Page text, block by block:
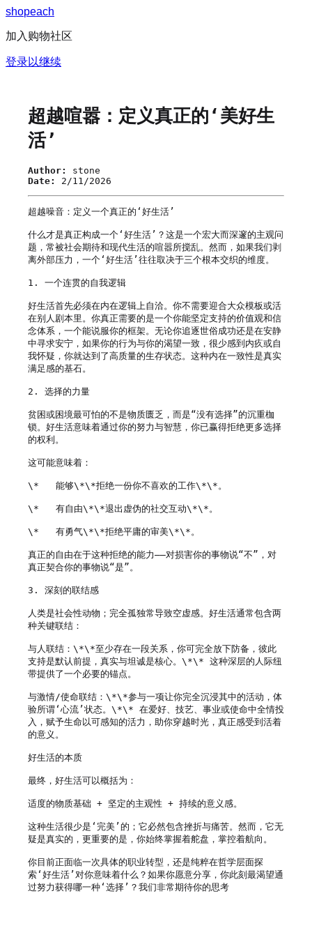
shopeach
加入购物社区
登录以继续
超越喧嚣：定义真正的‘美好生
活’
Author:
stone
Date:
2/11/2026
超越噪音：定义一个真正的‘好生活’
什么才是真正构成一个‘好生活’？这是一个宏大而深邃的主观问
题，常被社会期待和现代生活的喧嚣所搅乱。然而，如果我们剥
离外部压力，一个‘好生活’往往取决于三个根本交织的维度。
1. 一个连贯的自我逻辑
好生活首先必须在内在逻辑上自洽。你不需要迎合大众模板或活
在别人剧本里。你真正需要的是一个你能坚定支持的价值观和信
念体系，一个能说服你的框架。无论你追逐世俗成功还是在安静
中寻求安宁，如果你的行为与你的渴望一致，很少感到内疚或自
我怀疑，你就达到了高质量的生存状态。这种内在一致性是真实
满足感的基石。
2. 选择的力量
贫困或困境最可怕的不是物质匮乏，而是“没有选择”的沉重枷
锁。好生活意味着通过你的努力与智慧，你已赢得拒绝更多选择
的权利。
这可能意味着：
\*   能够\*\*拒绝一份你不喜欢的工作\*\*。
\*   有自由\*\*退出虚伪的社交互动\*\*。
\*   有勇气\*\*拒绝平庸的审美\*\*。
真正的自由在于这种拒绝的能力——对损害你的事物说“不”，对
真正契合你的事物说“是”。
3. 深刻的联结感
人类是社会性动物；完全孤独常导致空虚感。好生活通常包含两
种关键联结：
与人联结：\*\*至少存在一段关系，你可完全放下防备，彼此
支持是默认前提，真实与坦诚是核心。\*\* 这种深层的人际纽
带提供了一个必要的锚点。
与激情/使命联结：\*\*参与一项让你完全沉浸其中的活动，体
验所谓‘心流’状态。\*\* 在爱好、技艺、事业或使命中全情投
入，赋予生命以可感知的活力，助你穿越时光，真正感受到活着
的意义。
好生活的本质
最终，好生活可以概括为：
适度的物质基础 + 坚定的主观性 + 持续的意义感。
这种生活很少是‘完美’的；它必然包含挫折与痛苦。然而，它无
疑是真实的，更重要的是，你始终掌握着舵盘，掌控着航向。
你目前正面临一次具体的职业转型，还是纯粹在哲学层面探
索‘好生活’对你意味着什么？如果你愿意分享，你此刻最渴望通
过努力获得哪一种‘选择’？我们非常期待你的思考